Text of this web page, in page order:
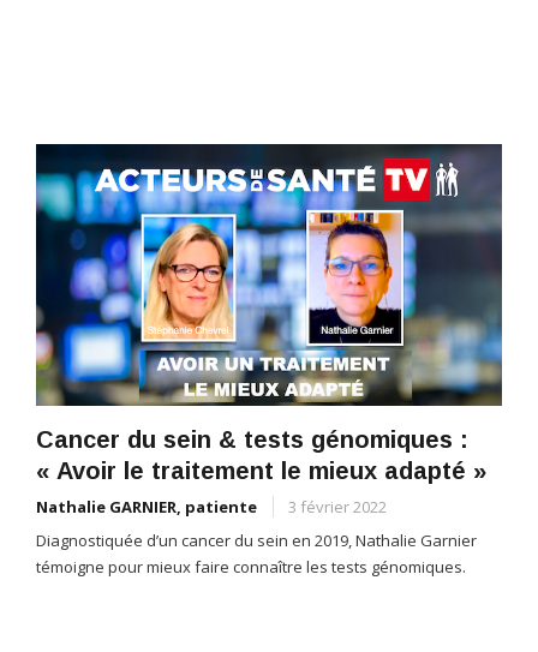
Cancer du sein & tests génomiques :
« Avoir le traitement le mieux adapté »
Nathalie GARNIER, patiente
3 février 2022
Diagnostiquée d’un cancer du sein en 2019, Nathalie Garnier
témoigne pour mieux faire connaître les tests génomiques.